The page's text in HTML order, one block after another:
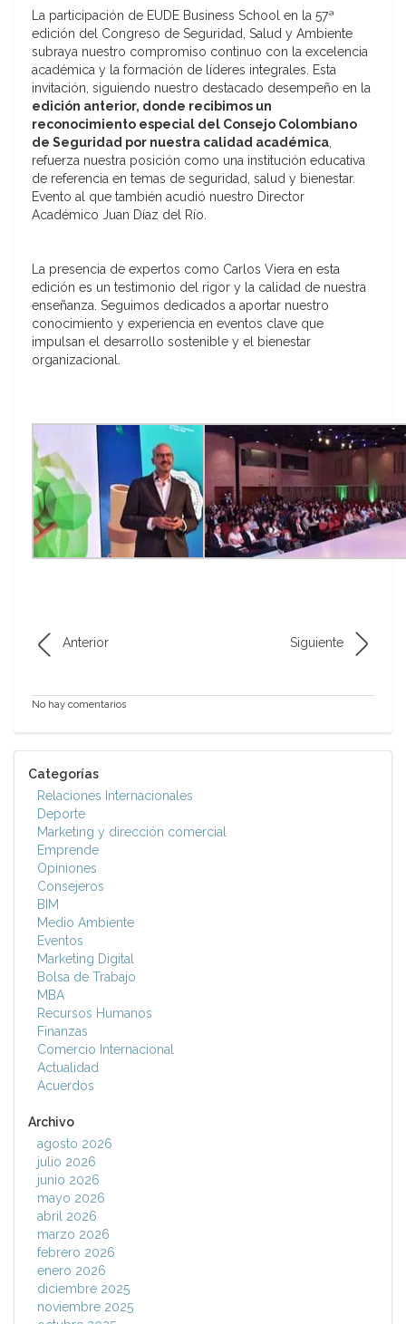
La participación de EUDE Business School en la 57ª
edición del Congreso de Seguridad, Salud y Ambiente
subraya nuestro compromiso continuo con la excelencia
académica y la formación de líderes integrales. Esta
invitación, siguiendo nuestro destacado desempeño en la
edición anterior, donde recibimos un
reconocimiento especial del Consejo Colombiano
de Seguridad por nuestra calidad académica,
refuerza nuestra posición como una institución educativa
de referencia en temas de seguridad, salud y bienestar.
Evento al que también acudió nuestro Director
Académico Juan Díaz del Río.
La presencia de expertos como Carlos Viera en esta
edición es un testimonio del rigor y la calidad de nuestra
enseñanza. Seguimos dedicados a aportar nuestro
conocimiento y experiencia en eventos clave que
impulsan el desarrollo sostenible y el bienestar
organizacional.
Anterior Siguiente
No hay comentarios
Categorías
Relaciones Internacionales
Deporte
Marketing y dirección comercial
Emprende
Opiniones
Consejeros
BIM
Medio Ambiente
Eventos
Marketing Digital
Bolsa de Trabajo
MBA
Recursos Humanos
Finanzas
Comercio Internacional
Actualidad
Acuerdos
Archivo
agosto 2026
julio 2026
junio 2026
mayo 2026
abril 2026
marzo 2026
febrero 2026
enero 2026
diciembre 2025
noviembre 2025